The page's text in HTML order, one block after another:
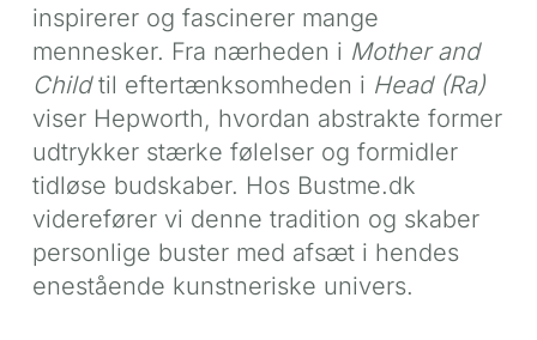
inspirerer og fascinerer mange
mennesker. Fra nærheden i Mother and
Childtil eftertænksomheden i Head (Ra)
viser Hepworth, hvordan abstrakte former
udtrykker stærke følelser og formidler
tidløse budskaber. Hos Bustme.dk
viderefører vi denne tradition og skaber
personlige buster med afsæt i hendes
enestående kunstneriske univers.